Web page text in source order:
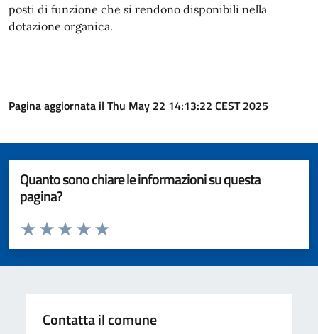
posti di funzione che si rendono disponibili nella
dotazione organica.
Pagina aggiornata il Thu May 22 14:13:22 CEST 2025
Quanto sono chiare le informazioni su questa
pagina?
Valuta da 1 a 5 stelle la pagina
Valuta 5 stelle su 5
Valuta 4 stelle su 5
Valuta 3 stelle su 5
Valuta 2 stelle su 5
Valuta 1 stelle su 5
Contatta il comune